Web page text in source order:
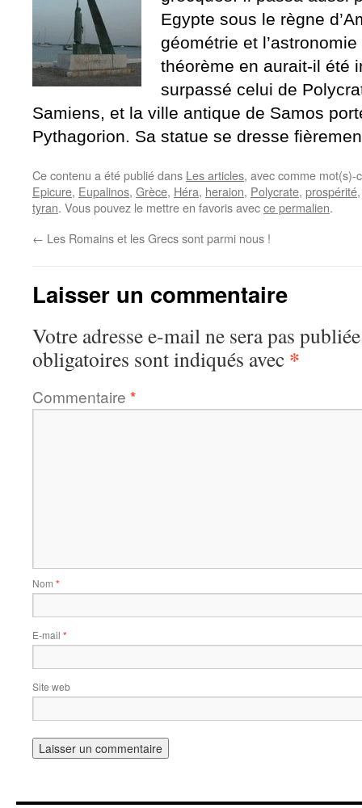
Egypte sous le règne
géométrie et
théorème en aurait-il été
surpassé celui de
Samiens, et la ville antique de Samos
Pythagorion. Sa statue se dresse
Ce contenu a été publié dans Les articles, avec comme
Epicure, Eupalinos, Grèce, Héra, heraion, Polycrate, prospérité
tyran. Vous pouvez le mettre en favoris avecce permalien.
← Les Romains et les Grecs sont parmi nous !
Laisser un commentaire
Votre adresse e-mail ne sera pas
obligatoires sont indiqués avec *
Commentaire *
Nom *
E-mail *
Site web